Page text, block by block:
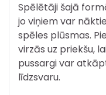
Spēlētāji šajā
jo viņiem var
spēles plūsmas.
virzās uz priekšu,
pussargi var
līdzsvaru.